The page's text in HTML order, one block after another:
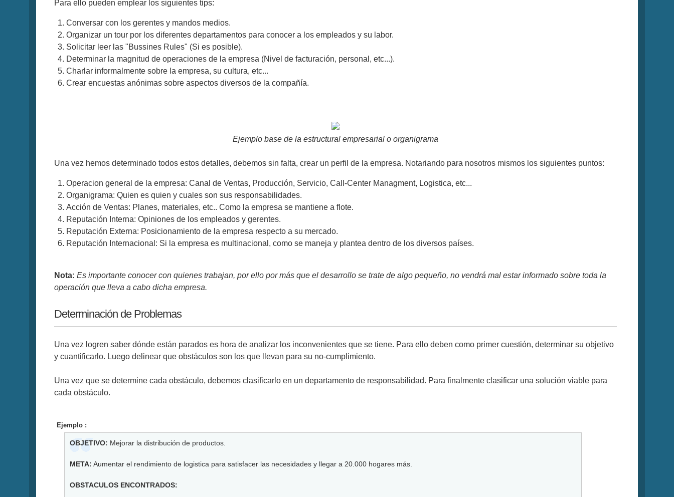
Para ello pueden emplear los siguientes tips:
Conversar con los gerentes y mandos medios.
Organizar un tour por los diferentes departamentos para conocer a los empleados y su labor.
Solicitar leer las "Bussines Rules" (Si es posible).
Determinar la magnitud de operaciones de la empresa (Nivel de facturación, personal, etc...).
Charlar informalmente sobre la empresa, su cultura, etc...
Crear encuestas anónimas sobre aspectos diversos de la compañía.
Ejemplo base de la estructural empresarial o organigrama
Una vez hemos determinado todos estos detalles, debemos sin falta, crear un perfil de la empresa. Notariando para nosotros mismos los siguientes puntos:
Operacion general de la empresa: Canal de Ventas, Producción, Servicio, Call-Center Managment, Logistica, etc...
Organigrama: Quien es quien y cuales son sus responsabilidades.
Acción de Ventas: Planes, materiales, etc.. Como la empresa se mantiene a flote.
Reputación Interna: Opiniones de los empleados y gerentes.
Reputación Externa: Posicionamiento de la empresa respecto a su mercado.
Reputación Internacional: Si la empresa es multinacional, como se maneja y plantea dentro de los diversos países.
Nota: Es importante conocer con quienes trabajan, por ello por más que el desarrollo se trate de algo pequeño, no vendrá mal estar informado sobre toda la
operación que lleva a cabo dicha empresa.
Determinación de Problemas
Una vez logren saber dónde están parados es hora de analizar los inconvenientes que se tiene. Para ello deben como primer cuestión, determinar su objetivo
y cuantificarlo. Luego delinear que obstáculos son los que llevan para su no-cumplimiento.
Una vez que se determine cada obstáculo, debemos clasificarlo en un departamento de responsabilidad. Para finalmente clasificar una solución viable para
cada obstáculo.
Ejemplo :
OBJETIVO: Mejorar la distribución de productos.
META: Aumentar el rendimiento de logistica para satisfacer las necesidades y llegar a 20.000 hogares más.
OBSTACULOS ENCONTRADOS: